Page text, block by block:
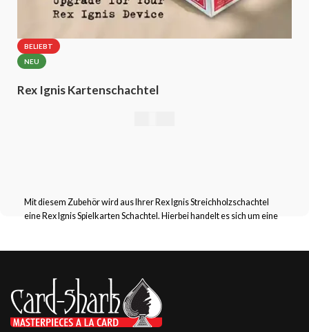
BELIEBT
NEU
Rex Ignis Kartenschachtel
Mit diesem Zubehör wird aus Ihrer Rex Ignis Streichholzschachtel
eine Rex Ignis Spielkarten Schachtel. Hierbei handelt es sich um eine